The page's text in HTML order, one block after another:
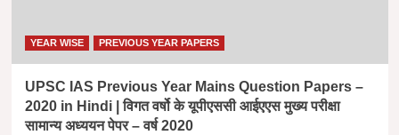
YEAR WISE PREVIOUS YEAR PAPERS
UPSC IAS Previous Year Mains Question Papers –
2020 in Hindi | विगत वर्षो के यूपीएससी आईएएस मुख्य परीक्षा
सामान्य अध्ययन पेपर – वर्ष 2020